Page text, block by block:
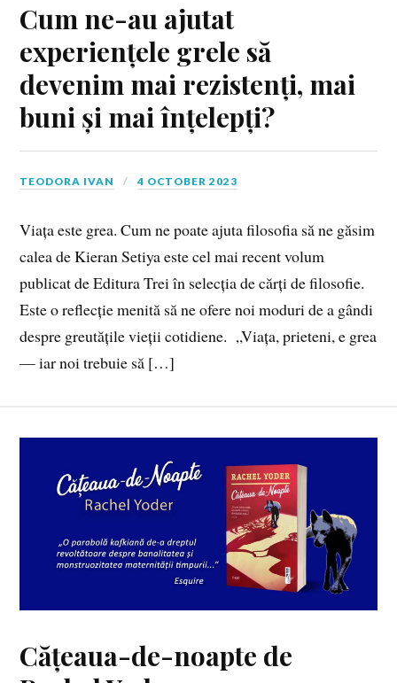
Cum ne-au ajutat
experiențele grele să
devenim mai rezistenți, mai
buni și mai înțelepți?
TEODORA IVAN 4 OCTOBER 2023
Viața este grea. Cum ne poate ajuta filosofia să ne găsim
calea de Kieran Setiya este cel mai recent volum
publicat de Editura Trei în selecția de cărți de filosofie.
Este o reflecție menită să ne ofere noi moduri de a gândi
despre greutățile vieții cotidiene. „Viața, prieteni, e grea
— iar noi trebuie să […]
Cățeaua-de-noapte de